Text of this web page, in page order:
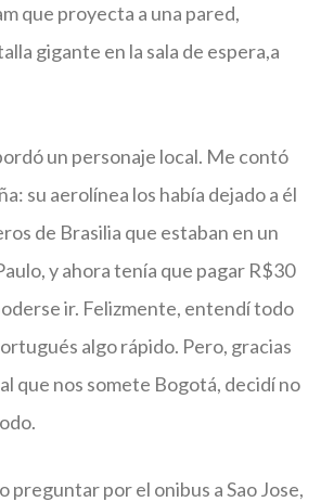
que proyecta a una pared,
gigante en la sala de espera,a
un personaje local. Me contó
su aerolínea los había dejado a él
de Brasilia que estaban en un
y ahora tenía que pagar R$30
ir. Felizmente, entendí todo
algo rápido. Pero, gracias
que nos somete Bogotá, decidí no
preguntar por el onibus a Sao Jose,